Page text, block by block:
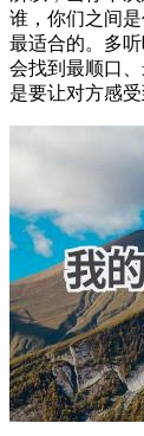
谁，你们之间
最适合的。多
会找到最顺口
是要让对方感